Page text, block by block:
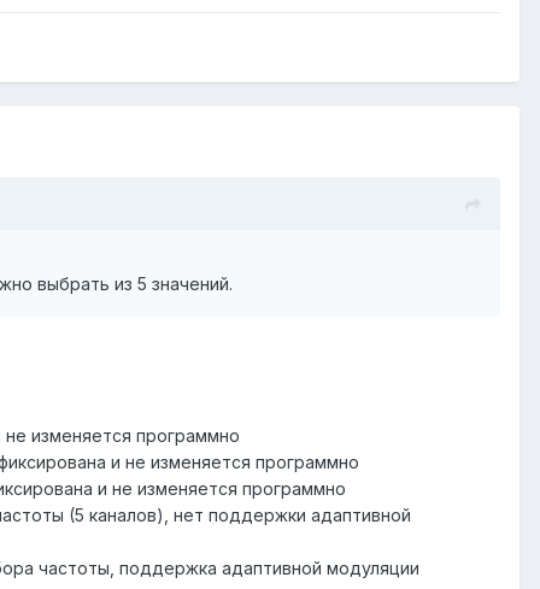
выбрать из 5 значений.
не изменяется программно
и не изменяется программно
и не изменяется программно
(5 каналов), нет поддержки адаптивной
частоты, поддержка адаптивной модуляции